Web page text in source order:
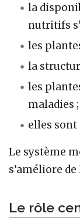
la
nutritifs
les
la
les
maladies ;
elles sont
Le système
s’améliore
Le rôle